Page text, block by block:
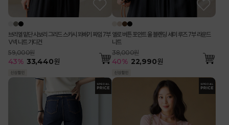
브리엘 밑단 시보리 그리드 스카시 꽈배기 짜임 7부
V넥 니트 가디건
59,000원
43% 33,440원
엘로 버튼 포인트 울 블렌딩 세미 루즈 7부 라운드
니트
38,000원
40% 22,990원